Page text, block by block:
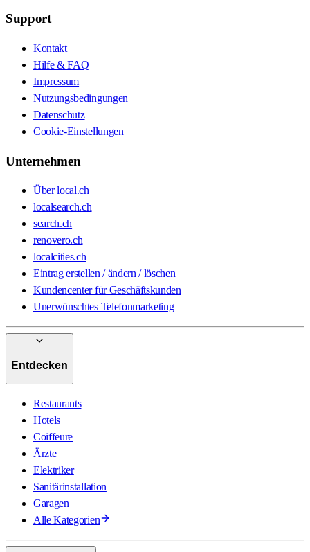
Support
Kontakt
Hilfe & FAQ
Impressum
Nutzungsbedingungen
Datenschutz
Cookie-Einstellungen
Unternehmen
Über local.ch
localsearch.ch
search.ch
renovero.ch
localcities.ch
Eintrag erstellen / ändern / löschen
Kundencenter für Geschäftskunden
Unerwünschtes Telefonmarketing
Entdecken
Restaurants
Hotels
Coiffeure
Ärzte
Elektriker
Sanitärinstallation
Garagen
Alle Kategorien